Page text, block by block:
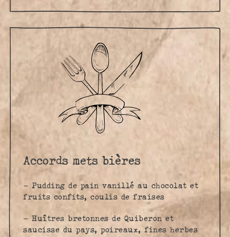
Accords mets bières
– Pudding de pain vanillé au chocolat et
fruits confits, coulis de fraises
– Huîtres bretonnes de Quiberon et
saucisse du pays, poireaux, fines herbes